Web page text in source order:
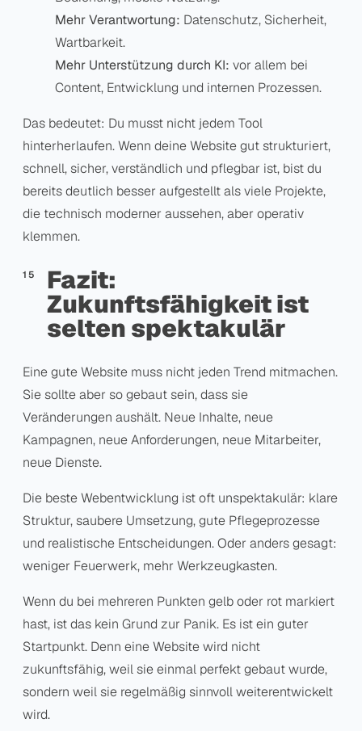
Mehr Verantwortung: Datenschutz, Sicherheit,
Wartbarkeit.
Mehr Unterstützung durch KI: vor allem bei
Content, Entwicklung und internen Prozessen.
Das bedeutet: Du musst nicht jedem Tool
hinterherlaufen. Wenn deine Website gut strukturiert,
schnell, sicher, verständlich und pflegbar ist, bist du
bereits deutlich besser aufgestellt als viele Projekte,
die technisch moderner aussehen, aber operativ
klemmen.
Fazit:
Zukunftsfähigkeit ist
selten spektakulär
Eine gute Website muss nicht jeden Trend mitmachen.
Sie sollte aber so gebaut sein, dass sie
Veränderungen aushält. Neue Inhalte, neue
Kampagnen, neue Anforderungen, neue Mitarbeiter,
neue Dienste.
Die beste Webentwicklung ist oft unspektakulär: klare
Struktur, saubere Umsetzung, gute Pflegeprozesse
und realistische Entscheidungen. Oder anders gesagt:
weniger Feuerwerk, mehr Werkzeugkasten.
Wenn du bei mehreren Punkten gelb oder rot markiert
hast, ist das kein Grund zur Panik. Es ist ein guter
Startpunkt. Denn eine Website wird nicht
zukunftsfähig, weil sie einmal perfekt gebaut wurde,
sondern weil sie regelmäßig sinnvoll weiterentwickelt
wird.